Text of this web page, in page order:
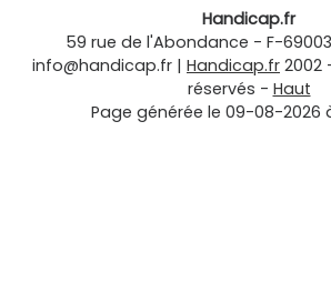
Handicap.fr
59 rue de l'Abondance - F-69003
info@handicap.fr | Handicap.fr 2002
réservés - Haut
Page générée le 09-08-2026